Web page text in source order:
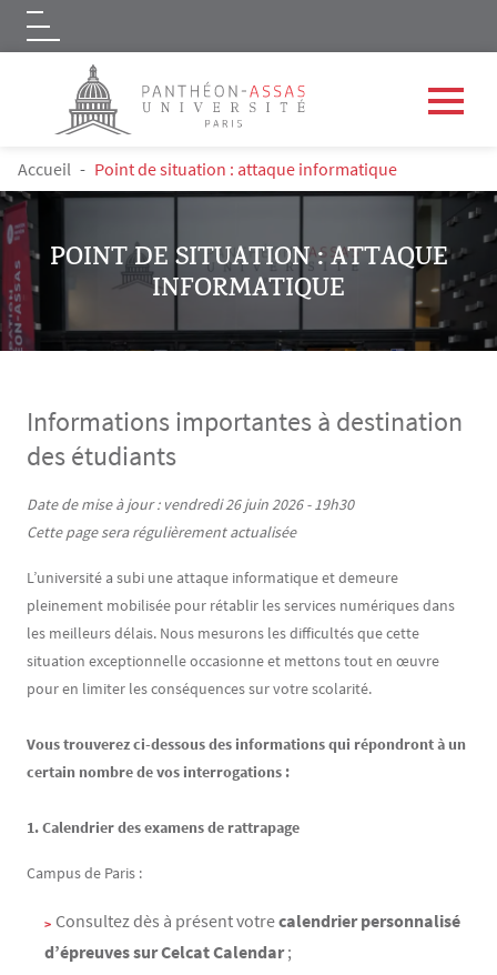
Aller au contenu principal
Logo
FIL D'ARIANE
Accueil Point de situation : attaque informatique
POINT DE SITUATION : ATTAQUE
INFORMATIQUE
Informations importantes à destination
des étudiants
Contenu
Texte
Date de mise à jour : vendredi 26 juin 2026 - 19h30
Cette page sera régulièrement actualisée
L’université a subi une attaque informatique et demeure
pleinement mobilisée pour rétablir les services numériques dans
les meilleurs délais. Nous mesurons les difficultés que cette
situation exceptionnelle occasionne et mettons tout en œuvre
pour en limiter les conséquences sur votre scolarité.
Vous trouverez ci-dessous des informations qui répondront à un
certain nombre de vos interrogations :
1. Calendrier des examens de rattrapage
Campus de Paris :
Consultez dès à présent votrecalendrier personnalisé
d’épreuves sur Celcat Calendar;